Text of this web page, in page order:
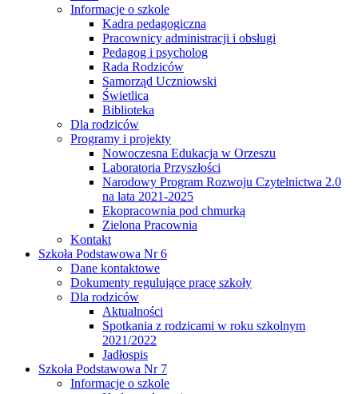
Informacje o szkole
Kadra pedagogiczna
Pracownicy administracji i obsługi
Pedagog i psycholog
Rada Rodziców
Samorząd Uczniowski
Świetlica
Biblioteka
Dla rodziców
Programy i projekty
Nowoczesna Edukacja w Orzeszu
Laboratoria Przyszłości
Narodowy Program Rozwoju Czytelnictwa 2.0
na lata 2021-2025
Ekopracownia pod chmurką
Zielona Pracownia
Kontakt
Szkoła Podstawowa Nr 6
Dane kontaktowe
Dokumenty regulujące pracę szkoły
Dla rodziców
Aktualności
Spotkania z rodzicami w roku szkolnym
2021/2022
Jadłospis
Szkoła Podstawowa Nr 7
Informacje o szkole